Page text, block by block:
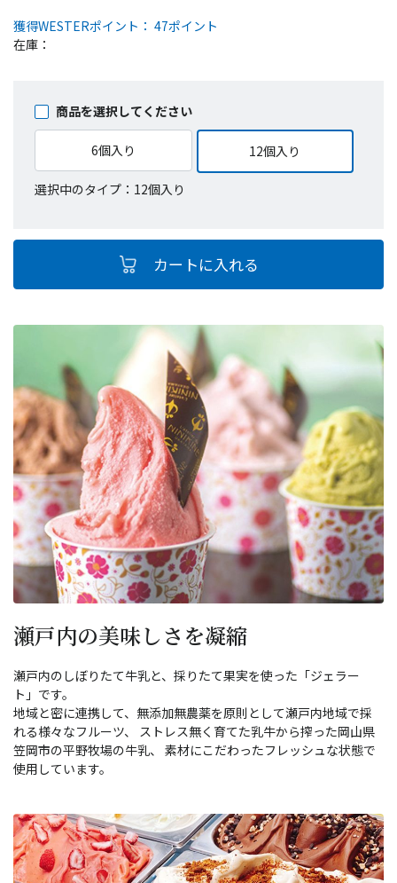
獲得WESTERポイント： 47ポイント
在庫：
商品を選択してください
6個入り 12個入り
選択中のタイプ：12個入り
瀬戸内の美味しさを凝縮
瀬戸内のしぼりたて牛乳と、採りたて果実を使った「ジェラー
ト」です。
地域と密に連携して、無添加無農薬を原則として瀬戸内地域で採
れる様々なフルーツ、 ストレス無く育てた乳牛から搾った岡山県
笠岡市の平野牧場の牛乳、 素材にこだわったフレッシュな状態で
使用しています。